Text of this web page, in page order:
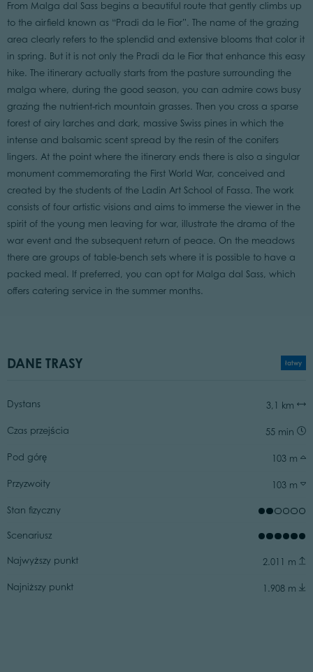
From Malga dal Sass begins a beautiful route that gently climbs up
to the airfield known as “Pradi da le Fior”. The name of the grazing
area clearly refers to the splendid and extensive blooms that color it
in spring. But it is not only the Pradi da le Fior that enhance this easy
hike. The itinerary actually starts from the pasture surrounding the
malga where, during the good season, you can admire cows busy
grazing the nutrient-rich mountain grasses. Then you cross a sparse
forest of airy larches and dark, massive Swiss pines in which the
intense and balsamic scent spread by the resin of the conifers
lingers. At the point where the itinerary ends there is also a singular
monument commemorating the First World War, conceived and
created by the students of the Ladin Art School of Fassa. The work
consists of four artistic visions and aims to immerse the viewer in the
spirit of the young men leaving for war, illustrate the drama of the
war event and the subsequent return of peace. On the meadows
there are groups of table-bench sets where it is possible to have a
packed meal. If preferred, you can opt for Malga dal Sass, which
offers catering service in the summer months.
DANE TRASY łatwy
Dystans 3,1 km
Czas przejścia 55 min
Pod górę 103 m
Przyzwoity 103 m
Stan fizyczny
Scenariusz
Najwyższy punkt 2.011 m
Najniższy punkt 1.908 m